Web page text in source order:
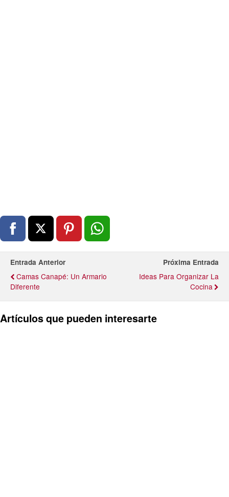
Entrada Anterior
Camas Canapé: Un Armario
Diferente
Próxima Entrada
Ideas Para Organizar La
Cocina
Artículos que pueden interesarte